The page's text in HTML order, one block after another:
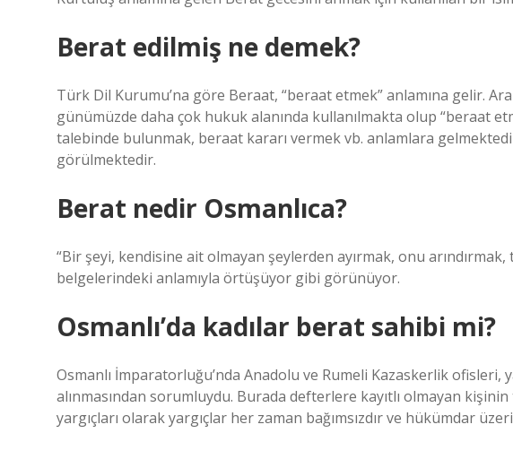
Berat edilmiş ne demek?
Türk Dil Kurumu’na göre Beraat, “beraat etmek” anlamına gelir.
günümüzde daha çok hukuk alanında kullanılmakta olup “beraat
talebinde bulunmak, beraat kararı vermek vb. anlamlara
görülmektedir.
Berat nedir Osmanlıca?
“Bir şeyi, kendisine ait olmayan şeylerden ayırmak, onu
belgelerindeki anlamıyla örtüşüyor gibi görünüyor.
Osmanlı’da kadılar berat sahibi mi?
Osmanlı İmparatorluğu’nda Anadolu ve Rumeli Kazaskerlik ofisleri,
alınmasından sorumluydu. Burada defterlere kayıtlı olmayan
yargıçları olarak yargıçlar her zaman bağımsızdır ve hükümdar